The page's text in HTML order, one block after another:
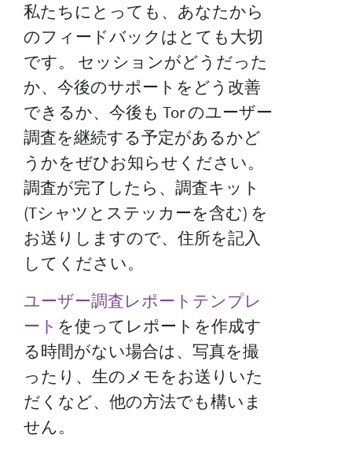
私たちにとっても、あなたから
のフィードバックはとても大切
です。 セッションがどうだった
か、今後のサポートをどう改善
できるか、今後も Tor のユーザー
調査を継続する予定があるかど
うかをぜひお知らせください。
調査が完了したら、調査キット
(Tシャツとステッカーを含む) を
お送りしますので、住所を記入
してください。
ユーザー調査レポートテンプレ
ート を使ってレポートを作成す
る時間がない場合は、写真を撮
ったり、生のメモをお送りいた
だくなど、他の方法でも構いま
せん。